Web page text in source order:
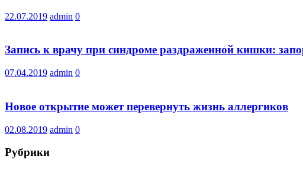
22.07.2019 admin 0
Запись к врачу при синдроме раздраженной кишки:
07.04.2019 admin 0
Новое открытие может перевернуть жизнь аллергиков
02.08.2019 admin 0
Рубрики